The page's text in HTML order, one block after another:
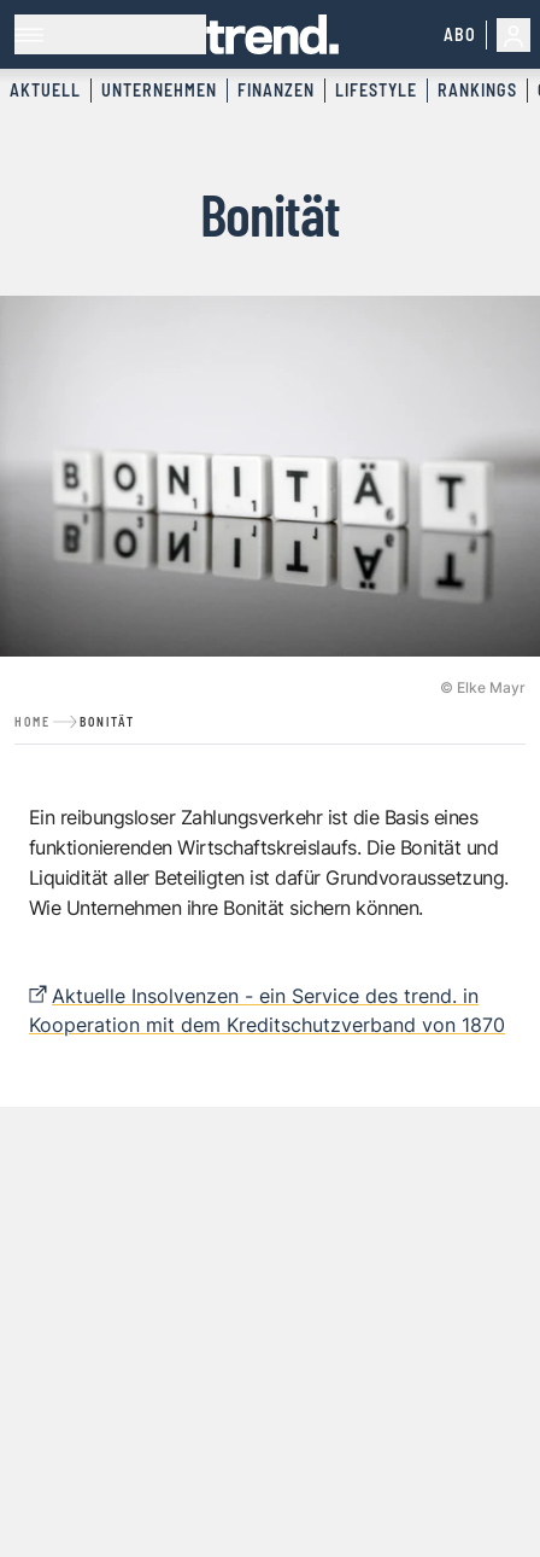
ABO
AKTUELL UNTERNEHMEN FINANZEN LIFESTYLE RANKINGS
Bonität
© Elke Mayr
HOME BONITÄT
Ein reibungsloser Zahlungsverkehr ist die Basis eines
funktionierenden Wirtschaftskreislaufs. Die Bonität und
Liquidität aller Beteiligten ist dafür Grundvoraussetzung.
Wie Unternehmen ihre Bonität sichern können.
Aktuelle Insolvenzen - ein Service des trend. in
Kooperation mit dem Kreditschutzverband von 1870